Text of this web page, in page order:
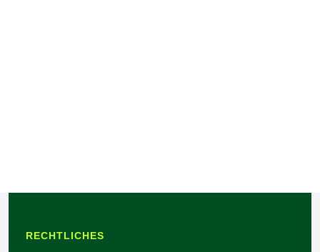
RECHTLICHES